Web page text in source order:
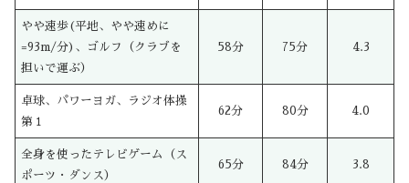
やや速歩(平地、やや速めに
=93m/分)、ゴルフ（クラブを
担いで運ぶ）
58分 75分 4.3
卓球、パワーヨガ、ラジオ体操
第１
62分 80分 4.0
全身を使ったテレビゲーム（ス
ポーツ・ダンス）
65分 84分 3.8